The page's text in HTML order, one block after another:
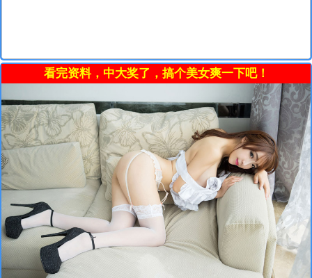
看完资料，中大奖了，搞个美女爽一下吧！